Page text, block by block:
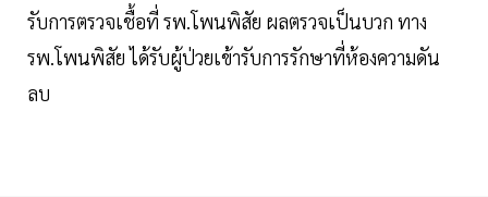
รับการตรวจเชื้อที่ รพ.โพนพิสัย ผลตรวจเป็นบวก ทาง
รพ.โพนพิสัย ได้รับผู้ป่วยเข้ารับการรักษาที่ห้องความดัน
ลบ